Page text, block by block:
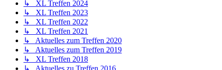
↳ XL Treffen 2024
↳ XL Treffen 2023
↳ XL Treffen 2022
↳ XL Treffen 2021
↳ Aktuelles zum Treffen 2020
↳ Aktuelles zum Treffen 2019
↳ XL Treffen 2018